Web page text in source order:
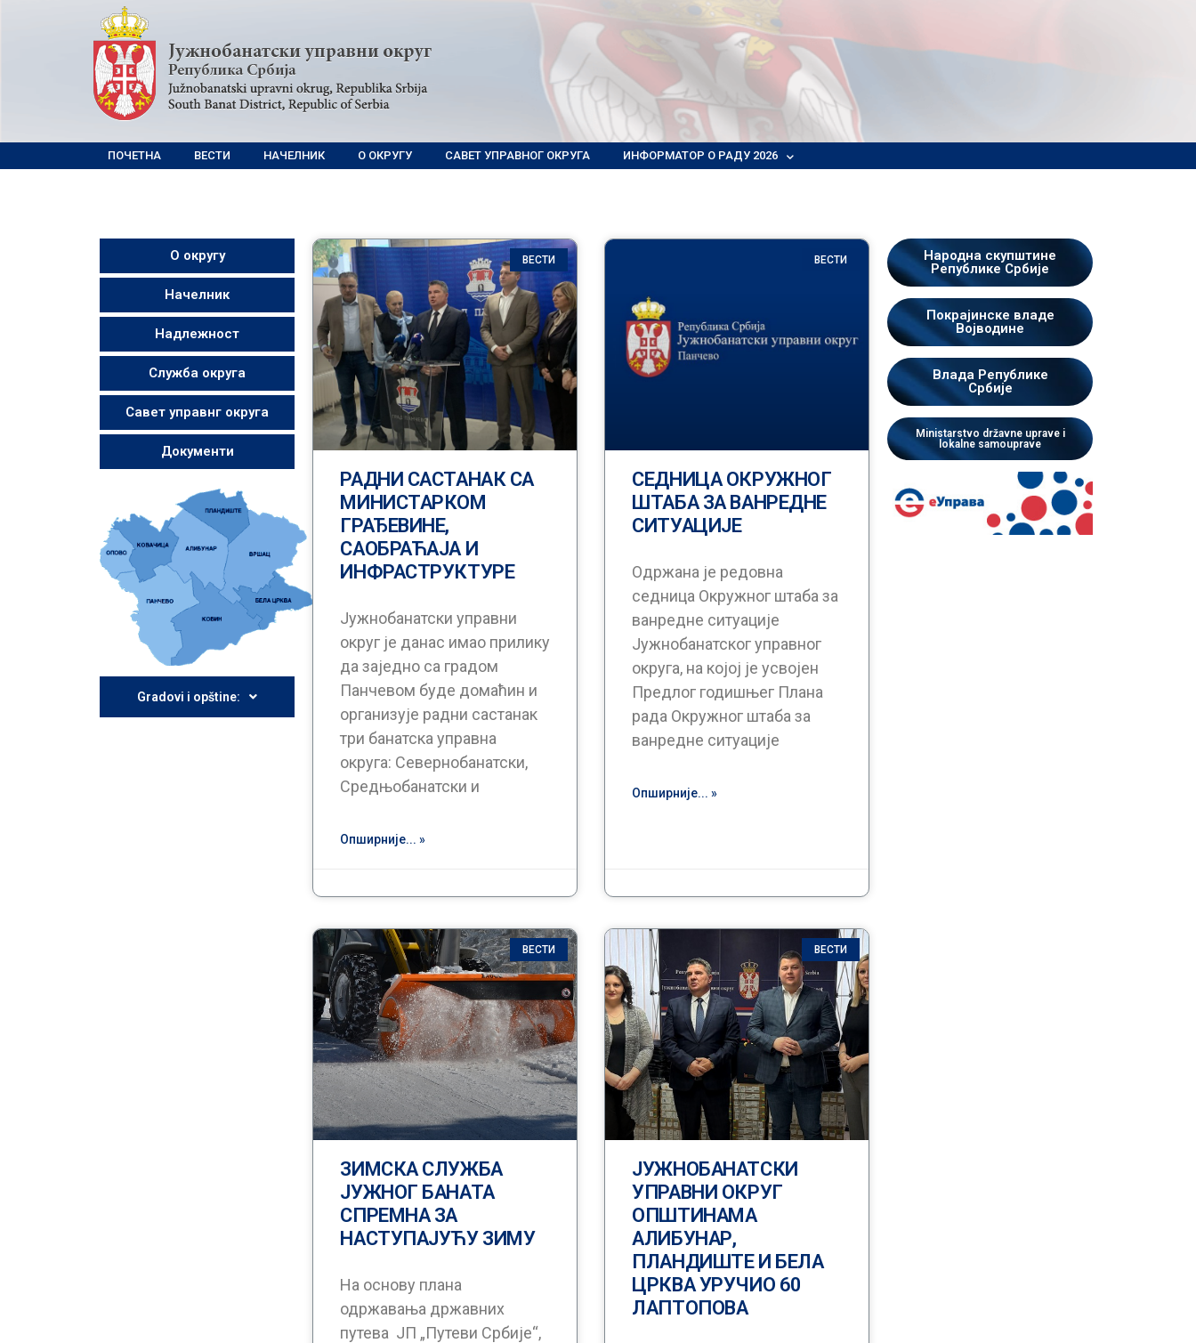
ПОЧЕТНА ВЕСТИ НАЧЕЛНИК О ОКРУГУ САВЕТ УПРАВНОГ ОКРУГА ИНФОРМАТОР О РАДУ 2026
О округу
Начелник
Надлежност
Служба округа
Савет управнг округа
Документи
Gradovi i opštine:
ВЕСТИ
РАДНИ САСТАНАК СА
МИНИСТАРКОМ
ГРАЂЕВИНЕ,
САОБРАЋАЈА И
ИНФРАСТРУКТУРЕ
Јужнобанатски управни
округ је данас имао прилику
да заједно са градом
Панчевом буде домаћин и
организује радни састанак
три банатска управна
округа: Севернобанатски,
Средњобанатски и
Опширније... »
ВЕСТИ
СЕДНИЦА ОКРУЖНОГ
ШТАБА ЗА ВАНРЕДНЕ
СИТУАЦИЈЕ
Одржана је редовна
седница Окружног штаба за
ванредне ситуације
Јужнобанатског управног
округа, на којој је усвојен
Предлог годишњег Плана
рада Окружног штаба за
ванредне ситуације
Опширније... »
ВЕСТИ
ЗИМСКА СЛУЖБА
ЈУЖНОГ БАНАТА
СПРЕМНА ЗА
НАСТУПАЈУЋУ ЗИМУ
На основу плана
одржавања државних
путева ЈП „Путеви Србије“,
ВЕСТИ
ЈУЖНОБАНАТСКИ
УПРАВНИ ОКРУГ
ОПШТИНАМА
АЛИБУНАР,
ПЛАНДИШТЕ И БЕЛА
ЦРКВА УРУЧИО 60
ЛАПТОПОВА
Народна скупштине
Републике Србије
Покрајинске владе
Војводине
Влада Републике
Србије
Ministarstvo državne uprave i
lokalne samouprave